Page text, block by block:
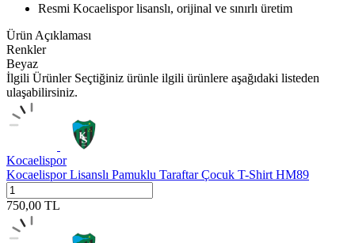
Resmi Kocaelispor lisanslı, orijinal ve sınırlı üretim
Ürün Açıklaması
Renkler
Beyaz
İlgili Ürünler Seçtiğiniz ürünle ilgili ürünlere aşağıdaki listeden
ulaşabilirsiniz.
Kocaelispor
Kocaelispor Lisanslı Pamuklu Taraftar Çocuk T-Shirt HM89
750,00 TL